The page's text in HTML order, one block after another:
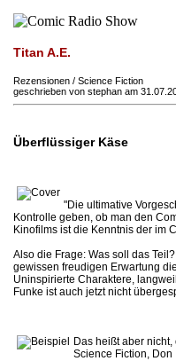
Titan A.E.
Rezensionen / Science Fiction
geschrieben von stephan am
Überflüssiger Käse
"Die ultimative
Kontrolle geben, ob man den
Kinofilms ist die Kenntnis der im
Also die Frage: Was soll das
gewissen freudigen Erwartung
Uninspirierte Charaktere,
Funke ist auch jetzt nicht
Das heißt aber
Science Fiction, Don